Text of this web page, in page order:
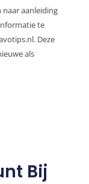
naar aanleiding
te
Deze
als
Bij